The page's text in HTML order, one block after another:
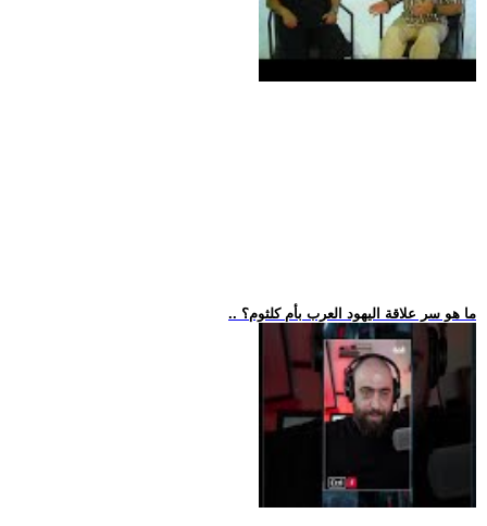
.. ما هو سر علاقة اليهود العرب بأم كلثوم؟